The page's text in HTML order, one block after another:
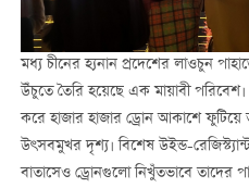
মধ্য চীনের হ্যনান প্রদেশের লাওচুন
উঁচুতে তৈরি হয়েছে এক মায়াবী
করে হাজার হাজার ড্রোন আকাশে
উৎসবমুখর দৃশ্য। বিশেষ উইন্ড-
বাতাসেও ড্রোনগুলো নিখুঁতভাবে তাদের